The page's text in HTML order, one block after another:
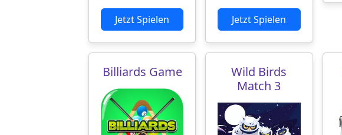
Jetzt Spielen Jetzt Spielen
Billiards Game
Wild Birds
Match 3